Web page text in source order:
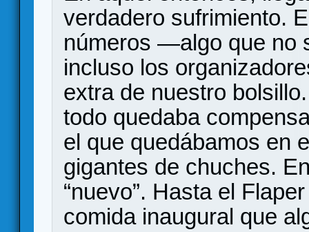
verdadero sufrimiento.
números —algo que no
incluso los
extra de nuestro
todo quedaba
el que quedábamos en
gigantes de chuches.
“nuevo”. Hasta el
comida inaugural que